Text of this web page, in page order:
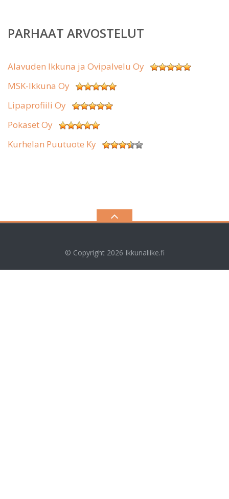
PARHAAT ARVOSTELUT
Alavuden Ikkuna ja Ovipalvelu Oy
MSK-Ikkuna Oy
Lipaprofiili Oy
Pokaset Oy
Kurhelan Puutuote Ky
© Copyright 2026 Ikkunaliike.fi